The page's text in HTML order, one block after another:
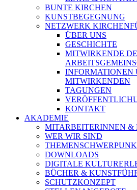
BUNTE KIRCHEN
KUNSTBEGEGNUNG
NETZWERK
ÜBER UNS
GESCHICHTE
MITWIRKENDE
INFORMATIONEN
MITWIRKENDEN
TAGUNGEN
KONTAKT
AKADEMIE
MITARBEITERINNEN &
WER WIR SIND
DOWNLOADS
DIGITALE
BÜCHER &
SCHUTZKONZEPT